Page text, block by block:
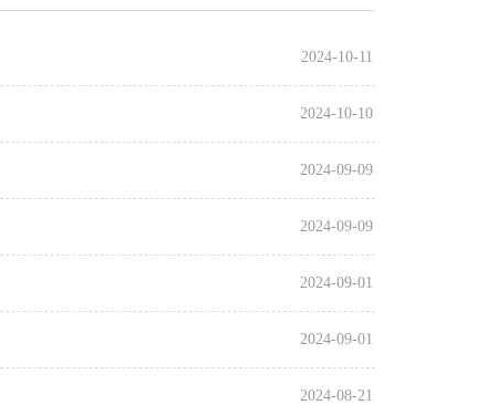
2024-10-11
2024-10-10
2024-09-09
2024-09-09
2024-09-01
2024-09-01
2024-08-21